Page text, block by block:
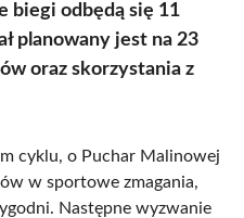
biegi odbędą się 11
planowany jest na 23
oraz skorzystania z
cyklu, o Puchar Malinowej
w sportowe zmagania,
Następne wyzwanie